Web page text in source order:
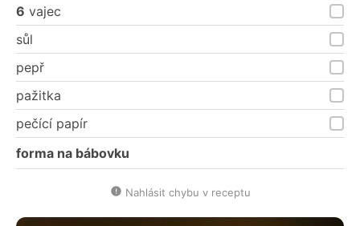
6 vajec
sůl
pepř
pažitka
pečící papír
forma na bábovku
Nahlásit chybu v receptu